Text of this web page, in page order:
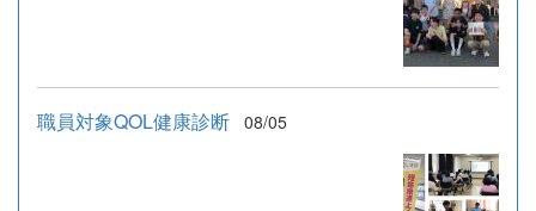
職員対象QOL健康診断 08/05